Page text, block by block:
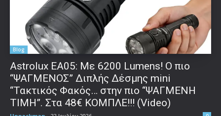
Blog
Astrolux ΕΑ05: Με 6200 Lumens! Ο πιο
“ΨΑΓΜΕΝΟΣ” Διπλής Δέσμης mini
“Τακτικός Φακός… στην πιο “ΨΑΓΜΕΝΗ
ΤΙΜΗ”. Στα 48€ ΚΟΜΠΛΕ!!! (Video)